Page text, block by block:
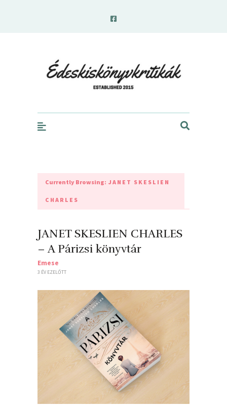
Currently Browsing: JANET SKESLIEN
CHARLES
JANET SKESLIEN CHARLES
– A Párizsi könyvtár
Emese
3 ÉV EZELŐTT